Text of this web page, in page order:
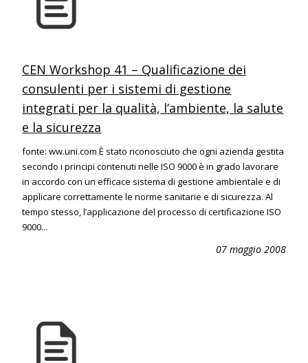
CEN Workshop 41 – Qualificazione dei
consulenti per i sistemi di gestione
integrati per la qualità, l’ambiente, la salute
e la sicurezza
fonte: ww.uni.com È stato riconosciuto che ogni azienda gestita
secondo i principi contenuti nelle ISO 9000 è in grado lavorare
in accordo con un efficace sistema di gestione ambientale e di
applicare correttamente le norme sanitarie e di sicurezza. Al
tempo stesso, l’applicazione del processo di certificazione ISO
9000...
07 maggio 2008